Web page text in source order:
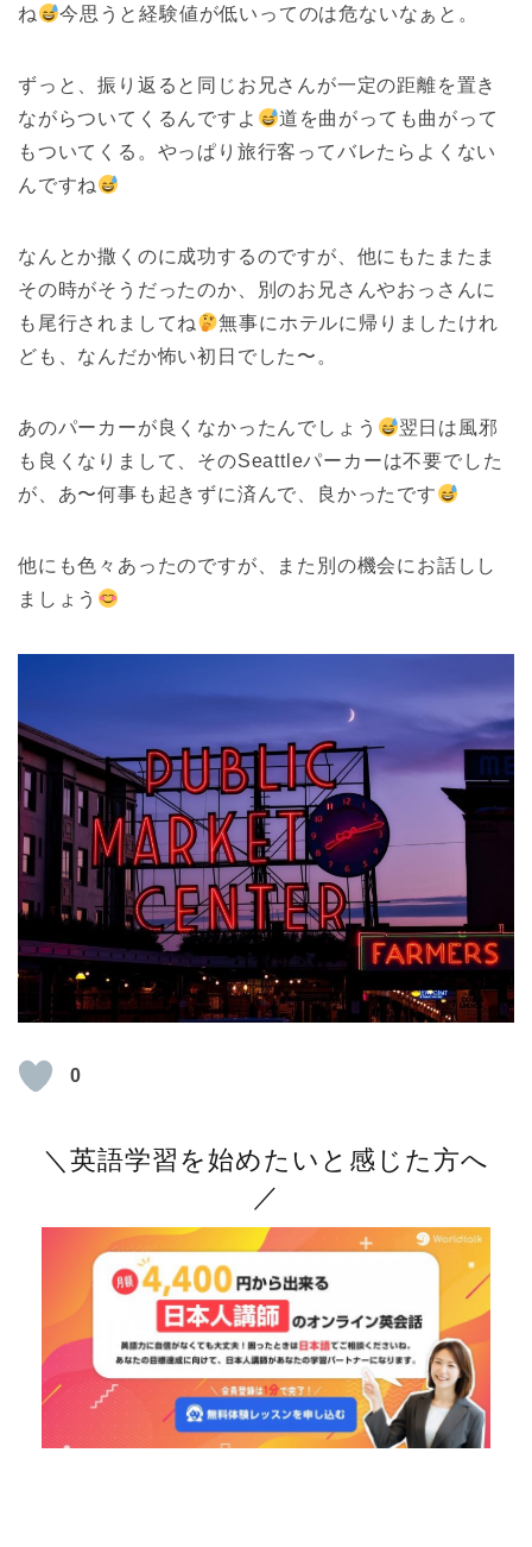
ね
今思うと経験値が低いってのは危ないなぁと。
ずっと、振り返ると同じお兄さんが一定の距離を置き
ながらついてくるんですよ
道を曲がっても曲がって
もついてくる。やっぱり旅行客ってバレたらよくない
んですね
なんとか撒くのに成功するのですが、他にもたまたま
その時がそうだったのか、別のお兄さんやおっさんに
も尾行されましてね
無事にホテルに帰りましたけれ
ども、なんだか怖い初日でした〜。
あのパーカーが良くなかったんでしょう
翌日は風邪
も良くなりまして、そのSeattleパーカーは不要でした
が、あ〜何事も起きずに済んで、良かったです
他にも色々あったのですが、また別の機会にお話しし
ましょう
0
＼英語学習を始めたいと感じた方へ
／